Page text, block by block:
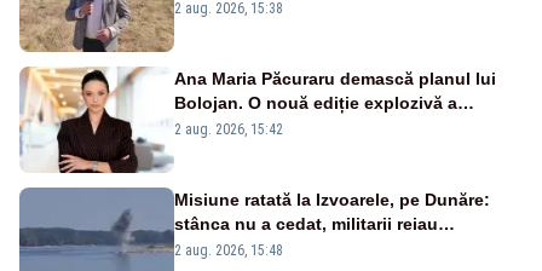
2 aug. 2026, 15:38
Ana Maria Păcuraru demască planul lui
Bolojan. O nouă ediție explozivă a
emisiunii „Miza Zilei” la Realitatea PLUS
2 aug. 2026, 15:42
Misiune ratată la Izvoarele, pe Dunăre:
stânca nu a cedat, militarii reiau
detonările luni – VIDEO
2 aug. 2026, 15:48